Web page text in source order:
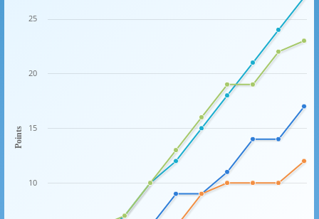
Points
10
15
20
25